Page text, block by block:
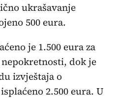
ukrašavanje
500 eura.
je 1.500 eura za
dok je
izvještaja o
2.500 eura. U